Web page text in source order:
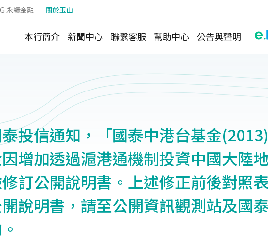
永續金融 關於玉山
本行簡介 新聞中心 聯繫客服 幫助中心 公告與聲明
投信通知，「國泰中港台基金
增加透過滬港通機制投資中國大陸
訂公開說明書。上述修正前後對照
說明書，請至公開資訊觀測站及國